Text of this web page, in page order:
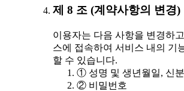
제 8 조 (계약사항의 변경)
이용자는 다음 사항을 변경하
스에 접속하여 서비스 내의 기
할 수 있습니다.
① 성명 및 생년월일, 신
② 비밀번호